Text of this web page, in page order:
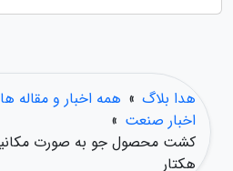
هدا بلاگ » همه اخبار و مقاله ها
اخبار صنعت »
هکتار